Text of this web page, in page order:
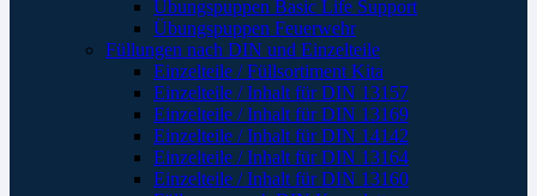
Übungspuppen Basic Life Support
Übungspuppen Feuerwehr
Füllungen nach DIN und Einzelteile
Einzelteile / Füllsortiment Kita
Einzelteile / Inhalt für DIN 13157
Einzelteile / Inhalt für DIN 13169
Einzelteile / Inhalt für DIN 14142
Einzelteile / Inhalt für DIN 13164
Einzelteile / Inhalt für DIN 13160